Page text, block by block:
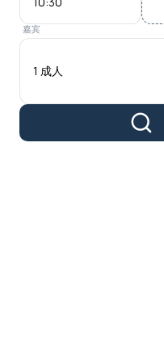
嘉宾
1 成人